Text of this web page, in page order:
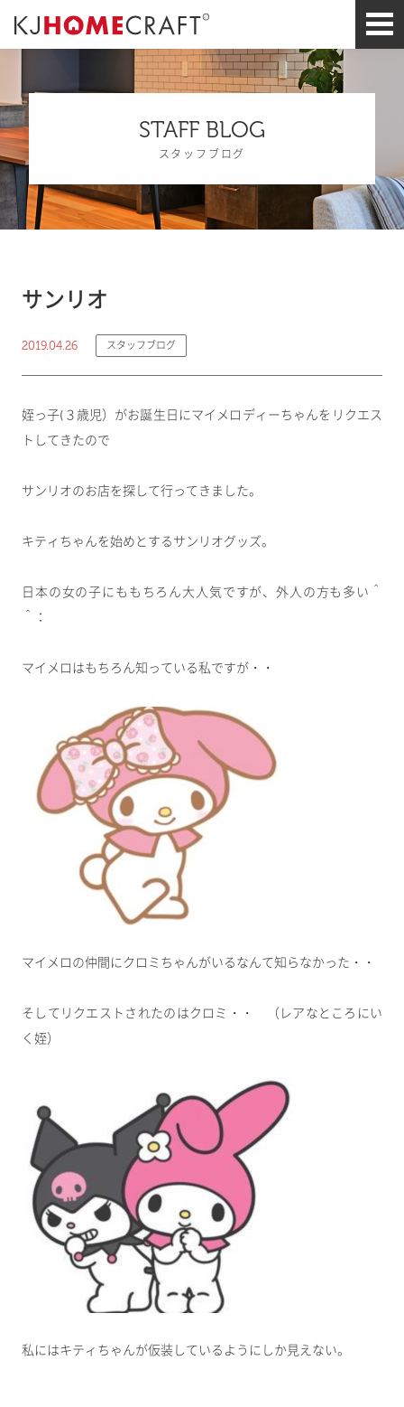
STAFF BLOG
スタッフブログ
サンリオ
2019.04.26 スタッフブログ
姪っ子(３歳児）がお誕生日にマイメロディーちゃんをリクエス
トしてきたので
サンリオのお店を探して行ってきました。
キティちゃんを始めとするサンリオグッズ。
日本の女の子にももちろん大人気ですが、外人の方も多い＾
＾：
マイメロはもちろん知っている私ですが・・
マイメロの仲間にクロミちゃんがいるなんて知らなかった・・
そしてリクエストされたのはクロミ・・ （レアなところにい
く姪）
私にはキティちゃんが仮装しているようにしか見えない。